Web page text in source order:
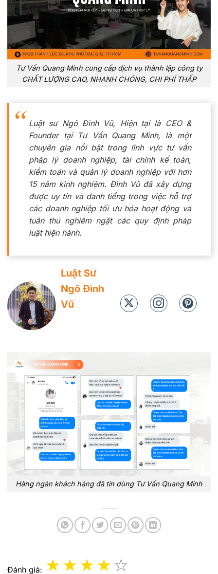
Tư Vấn Quang Minh cung cấp dịch vụ thành lập công ty
CHẤT LƯỢNG CAO, NHANH CHÓNG, CHI PHÍ THẤP
Luật sư Ngô Đình Vũ, Hiện tại là CEO &
Founder tại Tư Vấn Quang Minh, là một
chuyên gia nổi bật trong lĩnh vực tư vấn
pháp lý doanh nghiệp, tài chính kế toán,
kiểm toán và quản lý doanh nghiệp với hơn
15 năm kinh nghiệm. Đình Vũ đã xây dựng
được uy tín và danh tiếng trong việc hỗ trợ
các doanh nghiệp tối ưu hóa hoạt động và
tuân thủ nghiêm ngặt các quy định pháp
luật hiện hành.
Luật Sư
Ngô Đình
Vũ
Hàng ngàn khách hàng đã tin dùng Tư Vấn Quang Minh
Đánh giá: